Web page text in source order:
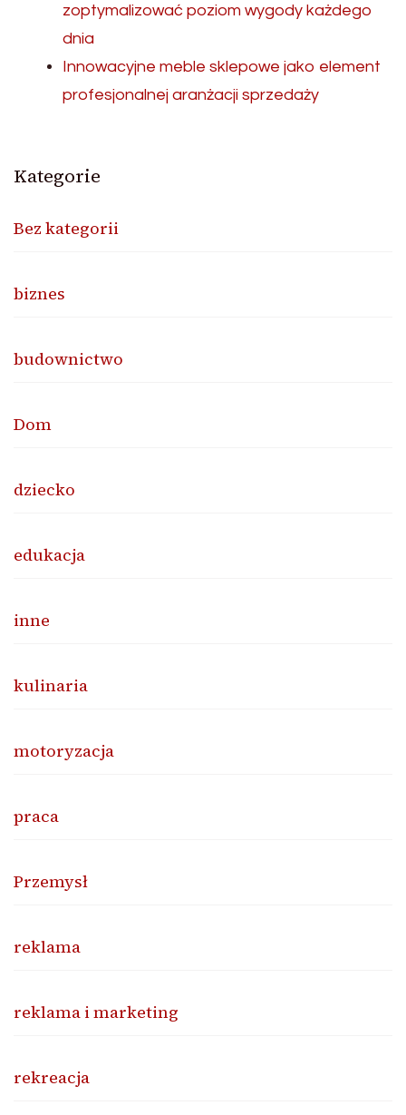
zoptymalizować poziom wygody każdego
dnia
Innowacyjne meble sklepowe jako element
profesjonalnej aranżacji sprzedaży
Kategorie
Bez kategorii
biznes
budownictwo
Dom
dziecko
edukacja
inne
kulinaria
motoryzacja
praca
Przemysł
reklama
reklama i marketing
rekreacja